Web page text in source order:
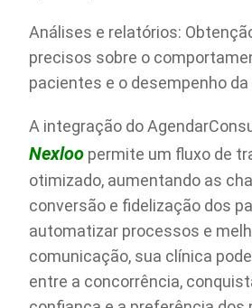
Análises e relatórios:
precisos sobre o
pacientes e o desempenho da
A integração do
Nexloo permite um fluxo de
otimizado, aumentando as
conversão e fidelização dos
automatizar processos e
comunicação, sua clínica
entre a concorrência,